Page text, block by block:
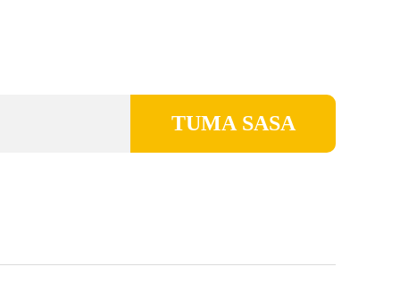
TUMA SASA